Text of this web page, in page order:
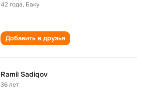
42 года, Баку
Добавить в друзья
Ramil Sadiqov
36 лет